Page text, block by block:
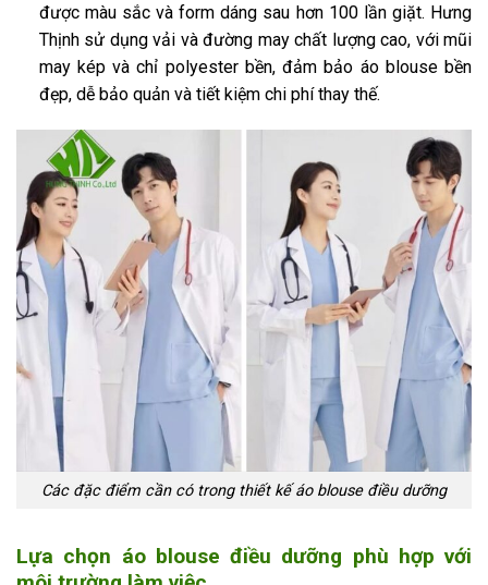
được màu sắc và form dáng sau hơn 100 lần giặt. Hưng
Thịnh sử dụng vải và đường may chất lượng cao, với mũi
may kép và chỉ polyester bền, đảm bảo áo blouse bền
đẹp, dễ bảo quản và tiết kiệm chi phí thay thế.
Các đặc điểm cần có trong thiết kế áo blouse điều dưỡng
Lựa chọn áo blouse điều dưỡng phù hợp với